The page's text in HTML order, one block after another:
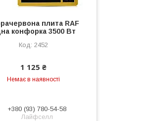
плита RAF
конфорка 3500 Вт
2452
1 125 ₴
Немає в наявності
+380 (93) 780-54-58
Лайфселл